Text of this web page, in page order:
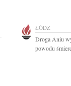
ŁÓDŹ
Droga Aniu
powodu